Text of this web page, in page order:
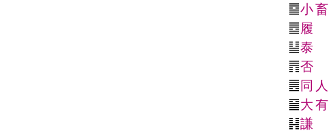
小畜
履
泰
否
同 人
大有
謙